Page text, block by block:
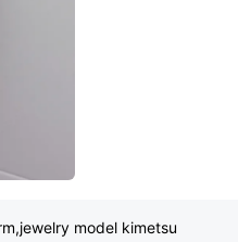
Shinobu Butterfly charm,jewelry model kimetsu